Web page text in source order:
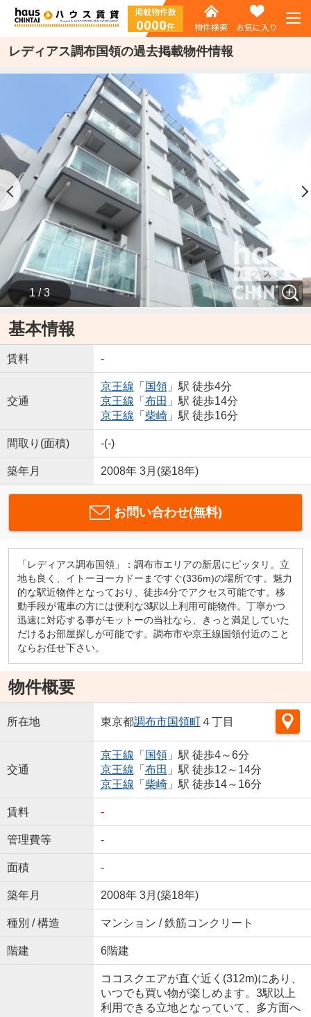
掲載物件数
0000件 物件検索 お気に入り
レディアス調布国領の過去掲載物件情報
1 / 3
基本情報
賃料 -
交通
京王線 「 国領」駅 徒歩4分
京王線 「 布田 」駅 徒歩14分
京王線 「 柴崎」駅 徒歩16分
間取り(面積) -(-)
築年月 2008年 3月(築18年)
お問い合わせ(無料)
「レディアス調布国領」：調布市エリアの新居にピッタリ。立
地も良く、イトーヨーカドーまですぐ(336m)の場所です。魅力
的な駅近物件となっており、徒歩4分でアクセス可能です。移
動手段が電車の方には便利な3駅以上利用可能物件。丁寧かつ
迅速に対応する事がモットーの当社なら、きっと満足していた
だけるお部屋探しが可能です。調布市や京王線国領付近のこと
ならお任せ下さい。
物件概要
所在地 東京都調布市国領町４丁目
交通
京王線 「 国領」駅 徒歩4～6分
京王線 「 布田 」駅 徒歩12～14分
京王線 「 柴崎」駅 徒歩14～16分
賃料 -
管理費等 -
面積 -
築年月 2008年 3月(築18年)
種別 / 構造 マンション / 鉄筋コンクリート
階建 6階建
ココスクエアが直ぐ近く(312m)にあり、
いつでも買い物が楽しめます。3駅以上
利用できる立地となっていて、多方面へ